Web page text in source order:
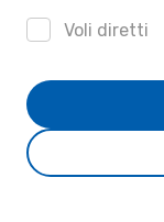
Voli diretti